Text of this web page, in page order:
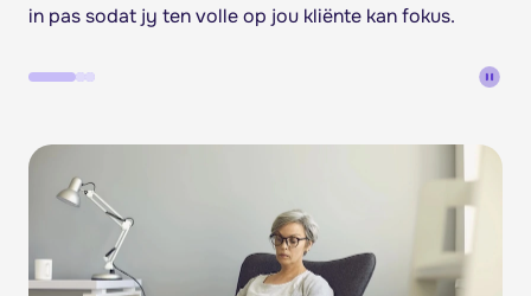
in pas sodat jy ten volle op jou kliënte kan fokus.